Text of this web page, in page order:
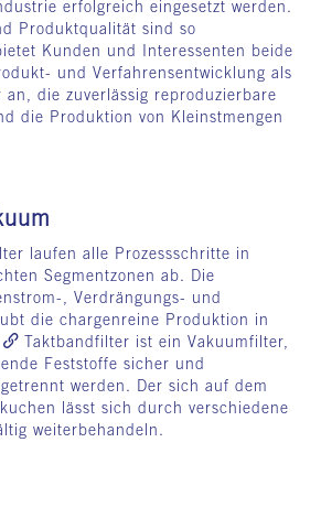
erfolgreich eingesetzt werden.
Produktqualität sind so
Kunden und Interessenten beide
und Verfahrensentwicklung als
an, die zuverlässig reproduzierbare
die Produktion von Kleinstmengen
laufen alle Prozessschritte in
Segmentzonen ab. Die
, Verdrängungs- und
die chargenreine Produktion in
Taktbandfilter ist ein Vakuumfilter,
Feststoffe sicher und
werden. Der sich auf dem
lässt sich durch verschiedene
weiterbehandeln.